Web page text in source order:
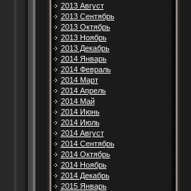
2013 Август
2013 Сентябрь
2013 Октябрь
2013 Ноябрь
2013 Декабрь
2014 Январь
2014 Февраль
2014 Март
2014 Апрель
2014 Май
2014 Июнь
2014 Июль
2014 Август
2014 Сентябрь
2014 Октябрь
2014 Ноябрь
2014 Декабрь
2015 Январь